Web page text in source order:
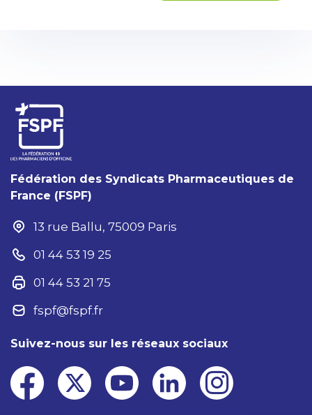
Fédération des Syndicats Pharmaceutiques de
France (FSPF)
13 rue Ballu, 75009 Paris
01 44 53 19 25
01 44 53 21 75
fspf@fspf.fr
Suivez-nous sur les réseaux sociaux